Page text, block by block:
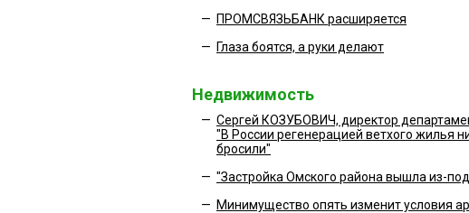
— ПРОМСВЯЗЬБАНК расширяется
— Глаза боятся, а руки делают
Недвижимость
— Сергей КОЗУБОВИЧ, директор
"В России регенерацией ветхого жилья
бросили"
— "Застройка Омского района вышла из-
— Минимущество опять изменит условия